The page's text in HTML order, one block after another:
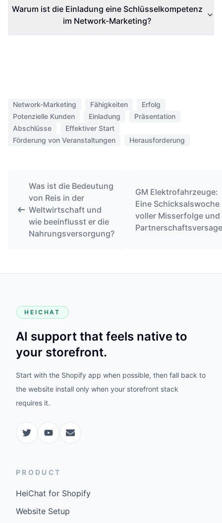
Warum ist die Einladung eine Schlüsselkompetenz
im Network-Marketing?
Network-Marketing Fähigkeiten
Erfolg
Potenzielle Kunden
Einladung
Präsentation
Abschlüsse
Effektiver Start
Förderung von Veranstaltungen
Herausforderung
Was ist die Bedeutung
von Reis in der
Weltwirtschaft und
wie beeinflusst er die
Nahrungsversorgung?
GM Elektrofahrzeuge:
Eine Schicksalswoche
voller Misserfolge und
HEICHAT
AI support that feels native to
your storefront.
Start with the Shopify app when possible, then fall back to
the website install only when your storefront stack
requires it.
PRODUCT
HeiChat for Shopify
Website Setup